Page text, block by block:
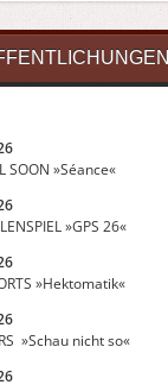
SOON »Séance«
»GPS 26«
»Hektomatik«
»Schau nicht so«